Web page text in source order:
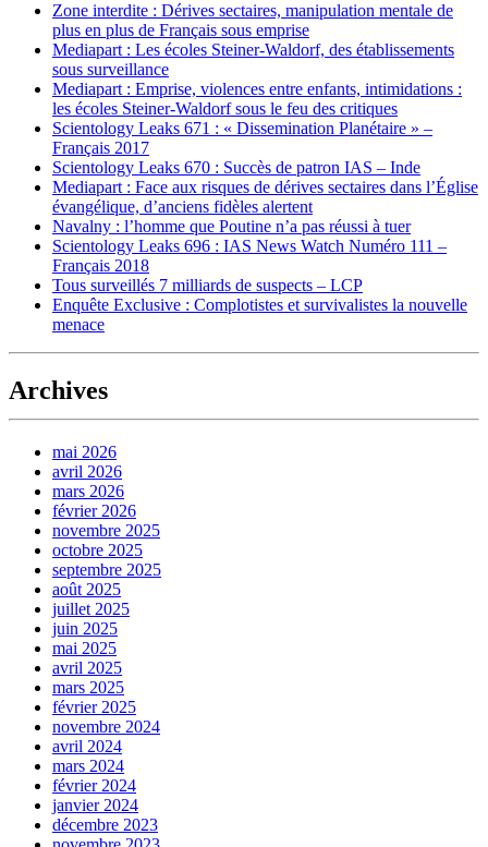
Zone interdite : Dérives sectaires, manipulation mentale de
plus en plus de Français sous emprise
Mediapart : Les écoles Steiner-Waldorf, des établissements
sous surveillance
Mediapart : Emprise, violences entre enfants, intimidations :
les écoles Steiner-Waldorf sous le feu des critiques
Scientology Leaks 671 : « Dissemination Planétaire » –
Français 2017
Scientology Leaks 670 : Succès de patron IAS – Inde
Mediapart : Face aux risques de dérives sectaires dans l’Église
évangélique, d’anciens fidèles alertent
Navalny : l’homme que Poutine n’a pas réussi à tuer
Scientology Leaks 696 : IAS News Watch Numéro 111 –
Français 2018
Tous surveillés 7 milliards de suspects – LCP
Enquête Exclusive : Complotistes et survivalistes la nouvelle
menace
Archives
mai 2026
avril 2026
mars 2026
février 2026
novembre 2025
octobre 2025
septembre 2025
août 2025
juillet 2025
juin 2025
mai 2025
avril 2025
mars 2025
février 2025
novembre 2024
avril 2024
mars 2024
février 2024
janvier 2024
décembre 2023